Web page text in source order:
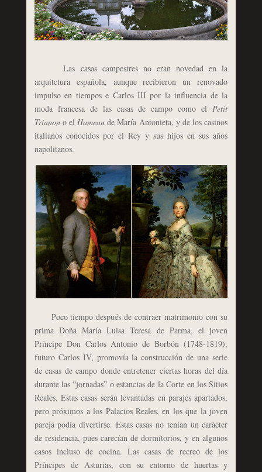
Las casas campestres no eran novedad en la
arquitctura española, aunque recibieron un renovado
impulso en tiempos e Carlos III por la influencia de la
moda francesa de las casas de campo como elPetit
Trianon o elHameaude María Antonieta, y de los casinos
italianos conocidos por el Rey y sus hijos en sus años
napolitanos.
Poco tiempo después de contraer matrimonio con su
prima Doña María Luisa Teresa de Parma, el joven
Príncipe Don Carlos Antonio de Borbón (1748-1819),
futuro Carlos IV, promovía la construcción de una serie
de casas de campo donde entretener ciertas horas del día
durante las “jornadas” o estancias de la Corte en los Sitios
Reales. Estas casas serán levantadas en parajes apartados,
pero próximos a los Palacios Reales, en los que la joven
pareja podía divertirse. Estas casas no tenían un carácter
de residencia, pues carecían de dormitorios, y en algunos
casos incluso de cocina. Las casas de recreo de los
Príncipes de Asturias, con su entorno de huertas y